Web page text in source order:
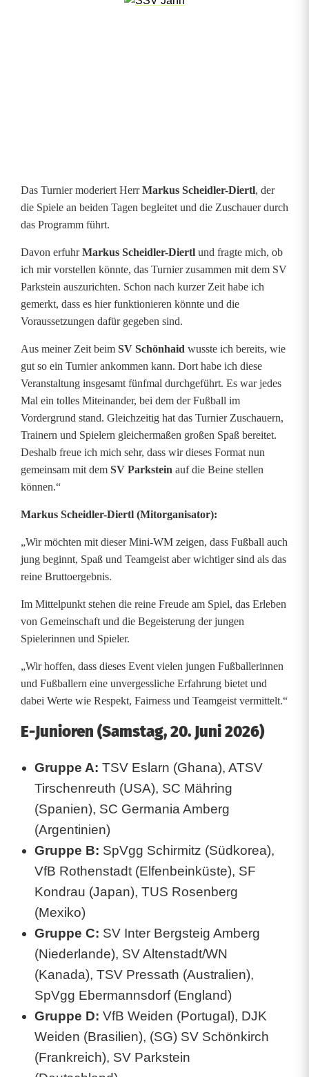
t
e
t
b
e
v
o
r
Das Turnier moderiert HerrMarkus Scheidler-Diertl, der
die Spiele an beiden Tagen begleitet und die Zuschauer durch
das Programm führt.
Davon erfuhrMarkus Scheidler-Diertl und fragte mich, ob
ich mir vorstellen könnte, das Turnier zusammen mit dem SV
Parkstein auszurichten. Schon nach kurzer Zeit habe ich
gemerkt, dass es hier funktionieren könnte und die
Voraussetzungen dafür gegeben sind.
Aus meiner Zeit beim SV Schönhaid wusste ich bereits, wie
gut so ein Turnier ankommen kann. Dort habe ich diese
Veranstaltung insgesamt fünfmal durchgeführt. Es war jedes
Mal ein tolles Miteinander, bei dem der Fußball im
Vordergrund stand. Gleichzeitig hat das Turnier Zuschauern,
Trainern und Spielern gleichermaßen großen Spaß bereitet.
Deshalb freue ich mich sehr, dass wir dieses Format nun
gemeinsam mit dem SV Parkstein auf die Beine stellen
können.“
Markus Scheidler-Diertl (Mitorganisator):
„Wir möchten mit dieser Mini-WM zeigen, dass Fußball auch
jung beginnt, Spaß und Teamgeist aber wichtiger sind als das
reine Bruttoergebnis.
Im Mittelpunkt stehen die reine Freude am Spiel, das Erleben
von Gemeinschaft und die Begeisterung der jungen
Spielerinnen und Spieler.
„Wir hoffen, dass dieses Event vielen jungen Fußballerinnen
und Fußballern eine unvergessliche Erfahrung bietet und
dabei Werte wie Respekt, Fairness und Teamgeist vermittelt.“
E-Junioren (Samstag, 20. Juni 2026)
Gruppe A: TSV Eslarn (Ghana), ATSV
Tirschenreuth (USA), SC Mähring
(Spanien), SC Germania Amberg
(Argentinien)
Gruppe B: SpVgg Schirmitz (Südkorea),
VfB Rothenstadt (Elfenbeinküste), SF
Kondrau (Japan), TUS Rosenberg
(Mexiko)
Gruppe C: SV Inter Bergsteig Amberg
(Niederlande), SV Altenstadt/WN
(Kanada), TSV Pressath (Australien),
SpVgg Ebermannsdorf (England)
Gruppe D: VfB Weiden (Portugal), DJK
Weiden (Brasilien), (SG) SV Schönkirch
(Frankreich), SV Parkstein